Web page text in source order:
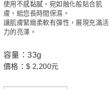
使用不感黏膩，宛如融化般貼合肌
膚，給您長時間保濕。
讓肌膚緊緻柔軟有彈性，展現充滿活
力的亮澤。
容量：33g
價格：$ 2,200元